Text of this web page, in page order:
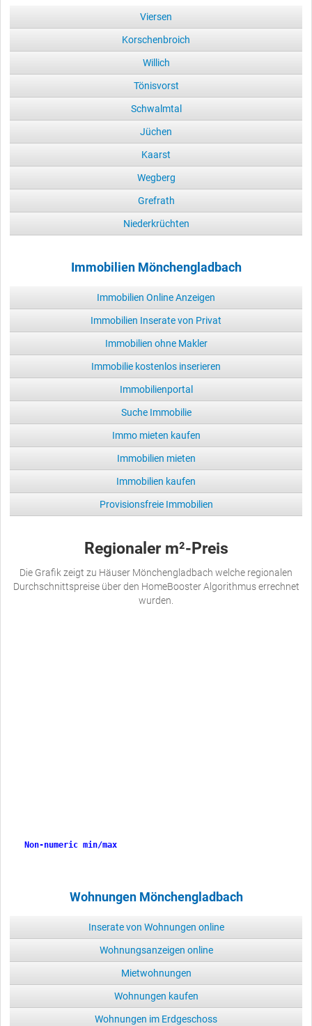
Viersen
Korschenbroich
Willich
Tönisvorst
Schwalmtal
Jüchen
Kaarst
Wegberg
Grefrath
Niederkrüchten
Immobilien Mönchengladbach
Immobilien Online Anzeigen
Immobilien Inserate von Privat
Immobilien ohne Makler
Immobilie kostenlos inserieren
Immobilienportal
Suche Immobilie
Immo mieten kaufen
Immobilien mieten
Immobilien kaufen
Provisionsfreie Immobilien
Regionaler m²-Preis
Die Grafik zeigt zu Häuser Mönchengladbach welche regionalen
Durchschnittspreise über den HomeBooster Algorithmus errechnet
wurden.
Non-numeric min/max
Non-numeric min/max
Wohnungen Mönchengladbach
Inserate von Wohnungen online
Wohnungsanzeigen online
Mietwohnungen
Wohnungen kaufen
Wohnungen im Erdgeschoss